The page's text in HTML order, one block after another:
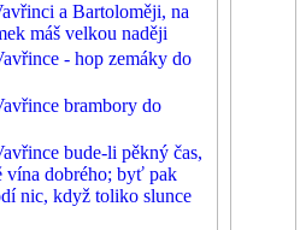
a Bartoloměji, na
máš velkou naději
- hop zemáky do
brambory do
bude-li pěkný čas,
vína dobrého; byť pak
nic, když toliko slunce